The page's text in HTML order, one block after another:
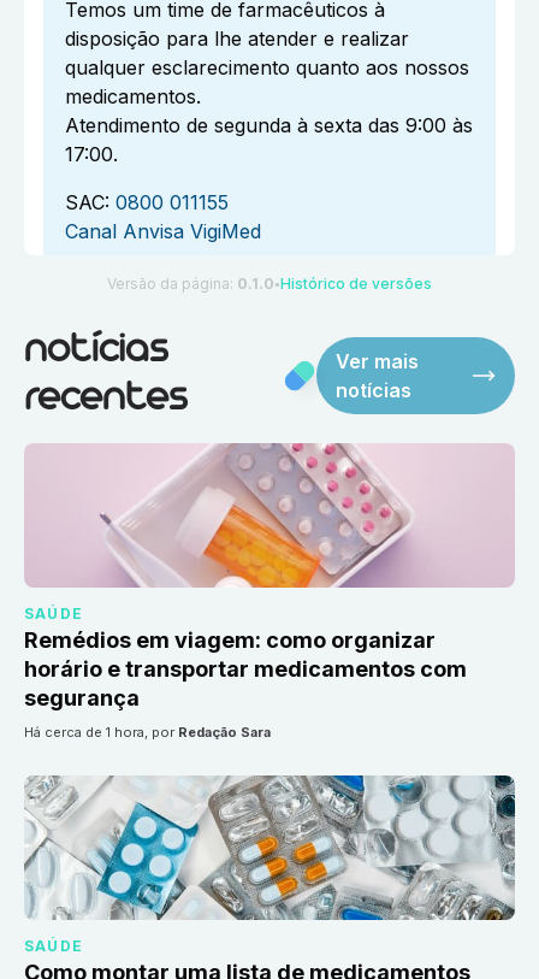
Temos um time de farmacêuticos à
disposição para lhe atender e realizar
qualquer esclarecimento quanto aos nossos
medicamentos.
Atendimento de segunda à sexta das 9:00 às
17:00.
SAC: 0800 011155
Canal Anvisa VigiMed
Versão da página: 0.1.0 ●Histórico de versões
notícias
recentes
Ver mais
notícias
SAÚDE
Remédios em viagem: como organizar
horário e transportar medicamentos com
segurança
há cerca de 1 hora, por Redação Sara
SAÚDE
Como montar uma lista de medicamentos